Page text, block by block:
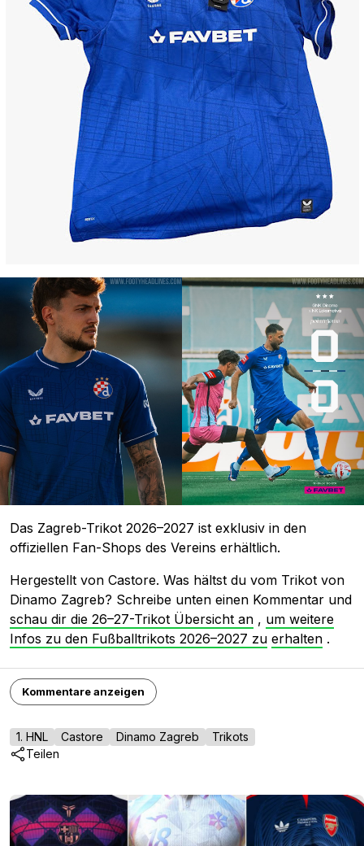
Das Zagreb-Trikot 2026–2027 ist exklusiv in den
offiziellen Fan-Shops des Vereins erhältlich.
Hergestellt von Castore. Was hältst du vom Trikot von
Dinamo Zagreb? Schreibe unten einen Kommentar und
schau dir die 26–27-Trikot Übersicht an , um weitere
Infos zu den Fußballtrikots 2026–2027 zu erhalten .
Kommentare anzeigen
1. HNL Castore Dinamo Zagreb
Trikots
Teilen